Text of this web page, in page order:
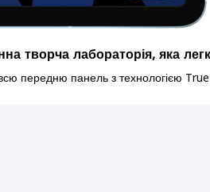
творча лабораторія, яка
передню панель з технологією